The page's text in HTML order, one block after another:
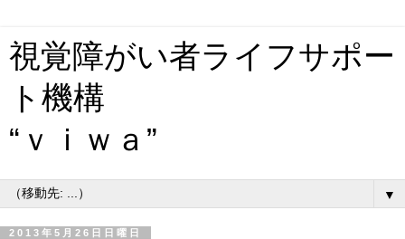
視覚障がい者ライフサポー
ト機構
“ｖｉｗａ”
▼
2013年5月26日日曜日